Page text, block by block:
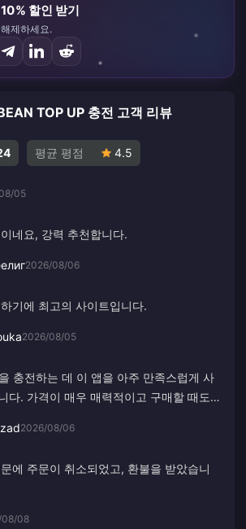
할인 받기
제하세요.
TOP UP 충전 고객 리뷰
평균 평점 4.5
05
네요, 강력 추천합니다.
2026/08/06
기에 최고의 사이트입니다.
2026/08/05
충전하는 데 이 앱을 아주 만족스럽게 사
다. 가격이 매우 매력적이고 구매할 때도
2026/08/06
에 주문이 취소되었고, 환불을 받았습니
08/08